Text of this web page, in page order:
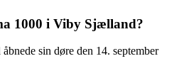
1000 i Viby Sjælland?
sin døre den 14. september